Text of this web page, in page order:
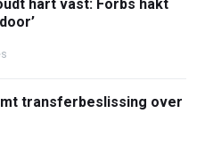
hart vast: Forbs hakt
transferbeslissing over